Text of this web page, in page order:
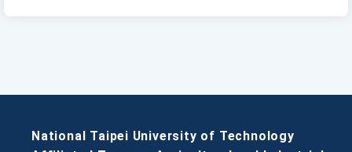
National Taipei University of Technology